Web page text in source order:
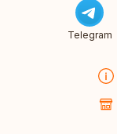
Telegram